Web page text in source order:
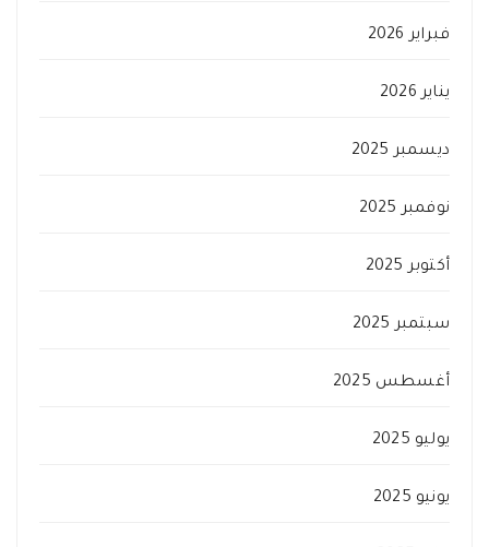
فبراير 2026
يناير 2026
ديسمبر 2025
نوفمبر 2025
أكتوبر 2025
سبتمبر 2025
أغسطس 2025
يوليو 2025
يونيو 2025